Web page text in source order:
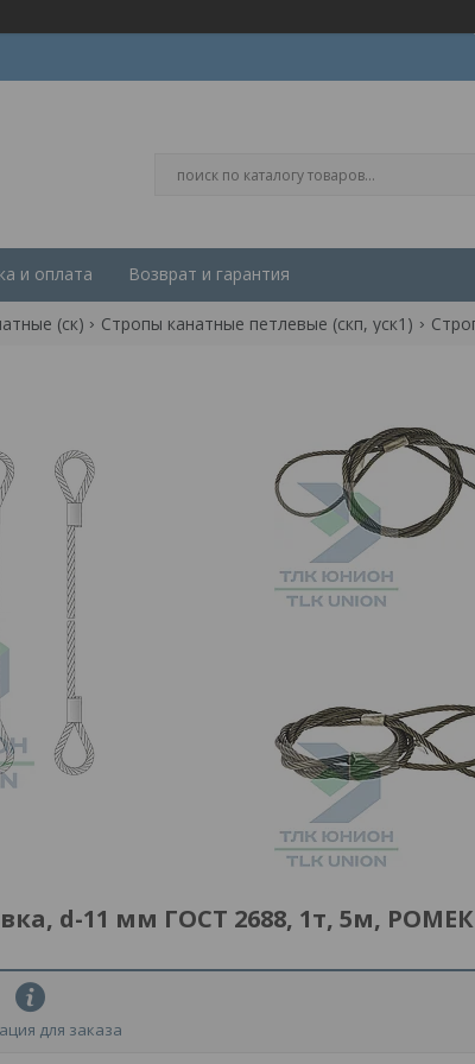
и оплата Возврат и гарантия
(ск) Стропы канатные петлевые (скп, уск1)
d-11 мм ГОСТ 2688, 1т, 5м, РОМЕК
для заказа